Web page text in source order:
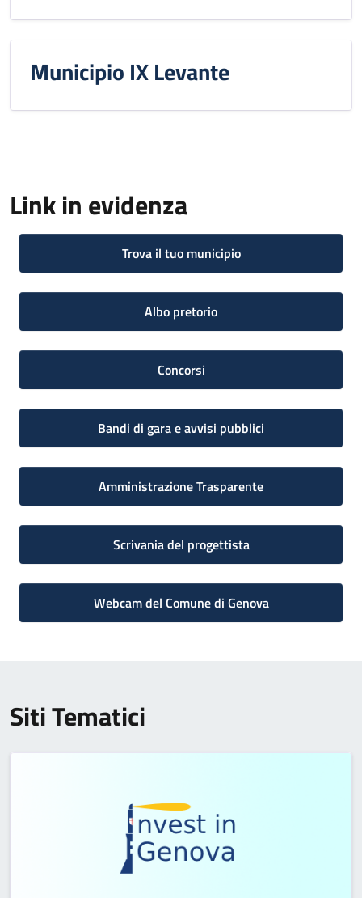
Municipio IX Levante
Link in evidenza
Trova il tuo municipio
Albo pretorio
Concorsi
Bandi di gara e avvisi pubblici
Amministrazione Trasparente
Scrivania del progettista
Webcam del Comune di Genova
Siti Tematici